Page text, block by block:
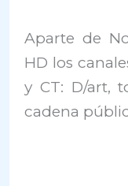
Aparte de
HD los
y CT: D/art,
cadena